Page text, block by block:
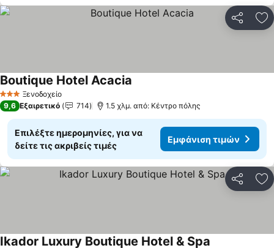
3 ΑστέριαΞενοδοχείο
Boutique Hotel Acacia
9,6 Εξαιρετικό 714 1.5 χλμ. από: Κέντρο πόλης
Επιλέξτε ημερομηνίες, για να
δείτε τις ακριβείς τιμές
Εμφάνιση τιμών
Ikador Luxury Boutique Hotel & Spa